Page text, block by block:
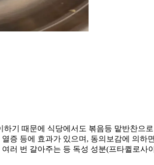
기 때문에 식당에서도 볶음등 맡반찬
증 등에 효과가 있으며, 동의보감에 의
러 번 갈아주는 등 독성 성분(프타퀼로사